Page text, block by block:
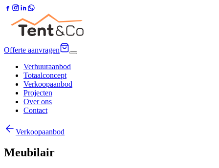
Offerte aanvragen
Verhuuraanbod
Totaalconcept
Verkoopaanbod
Projecten
Over ons
Contact
Verkoopaanbod
Meubilair